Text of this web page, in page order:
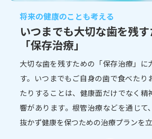
将来の健康のことも考える
いつまでも大切な歯を残
「保存治療」
大切な歯を残すための「保存治療」に
す。いつまでもご自身の歯で食べたり
たりすることは、健康面だけでなく精
響があります。根管治療などを通じて
抜かず健康を保つための治療プランを立